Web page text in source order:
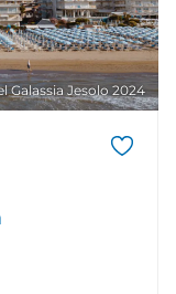
Galassia Jesolo 2024